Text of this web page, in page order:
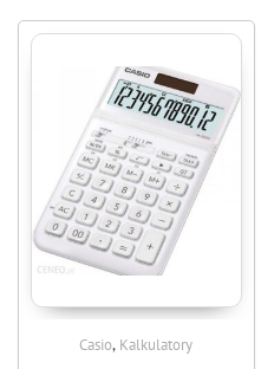
Casio, Kalkulatory